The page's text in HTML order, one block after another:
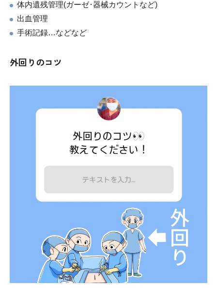
体内遺残管理(ガーゼ･器械カウントなど)
出血管理
手術記録…などなど
外回りのコツ